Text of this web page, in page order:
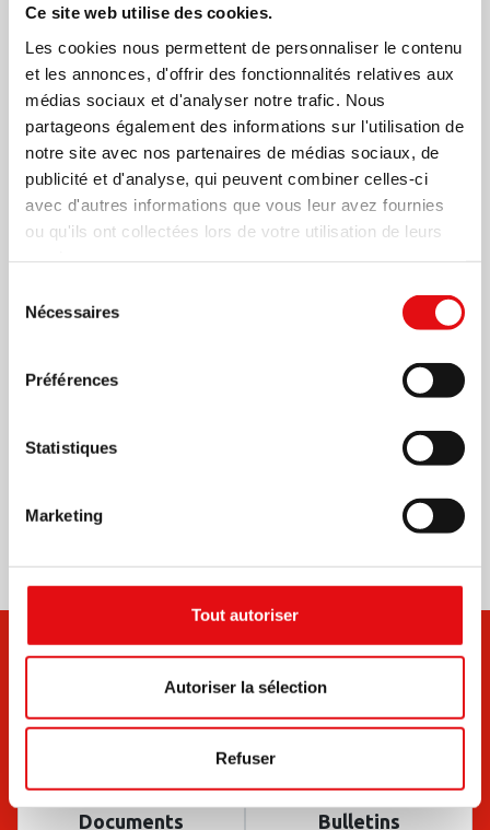
Ce site web utilise des cookies.
Les cookies nous permettent de personnaliser le contenu
et les annonces, d'offrir des fonctionnalités relatives aux
médias sociaux et d'analyser notre trafic. Nous
partageons également des informations sur l'utilisation de
notre site avec nos partenaires de médias sociaux, de
publicité et d'analyse, qui peuvent combiner celles-ci
avec d'autres informations que vous leur avez fournies
ou qu'ils ont collectées lors de votre utilisation de leurs
Nécessaires
Préférences
Statistiques
Marketing
Tout autoriser
Autoriser la sélection
Refuser
Page 1/ 5 Zoom100%
Documents Bulletins